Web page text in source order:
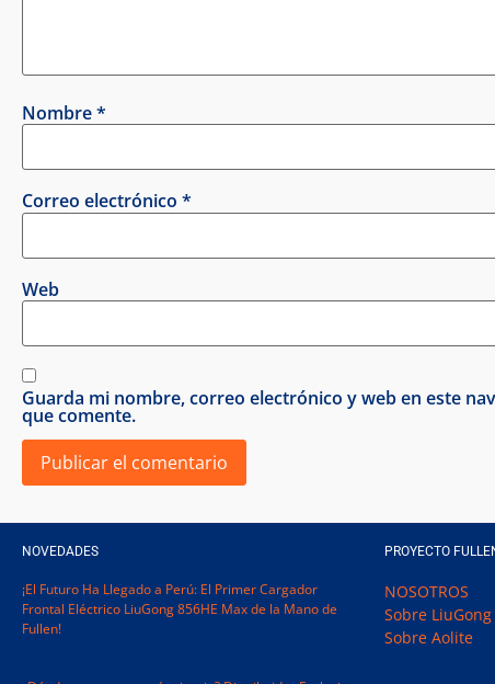
Nombre*
Correo electrónico *
Web
Guarda mi nombre, correo electrónico y web en este
que comente.
NOVEDADES
¡El Futuro Ha Llegado a Perú: El Primer Cargador
Frontal Eléctrico LiuGong 856HE Max de la Mano de
Fullen!
PROYECTO
NOSOTROS
Sobre LiuGong
Sobre Aolite